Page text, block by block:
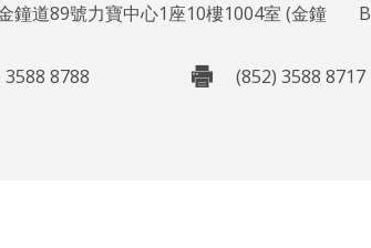
鐘道89號力寶中心1座10樓1004室 (金鐘 B
3588 8788 (852) 3588 8717